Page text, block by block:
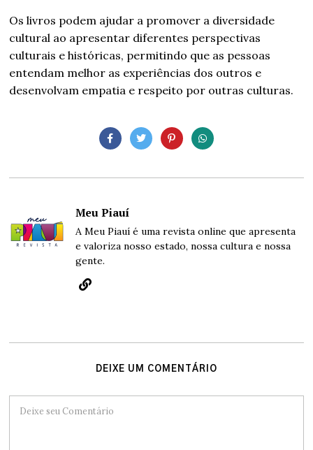
Os livros podem ajudar a promover a diversidade
cultural ao apresentar diferentes perspectivas
culturais e históricas, permitindo que as pessoas
entendam melhor as experiências dos outros e
desenvolvam empatia e respeito por outras culturas.
Meu Piauí
A Meu Piauí é uma revista online que apresenta
e valoriza nosso estado, nossa cultura e nossa
gente.
DEIXE UM COMENTÁRIO